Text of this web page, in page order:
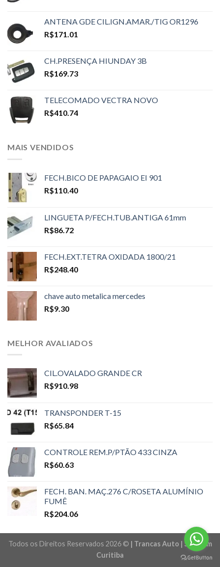
ANTENA GDE CIL.IGN.AMAR./TIG OR1296
R$171.01
CH.PRESENÇA HIUNDAY 3B
R$169.73
TELECOMADO VECTRA NOVO
R$410.74
MAIS VENDIDOS
FECH.BICO DE PAPAGAIO EI 901
R$110.40
LINGUETA P/FECH.TUB.ANTIGA 61mm
R$86.72
FECH.EXT.TETRA OXIDADA 1800/21
R$248.40
chave auto metalica mercedes
R$9.30
MELHOR AVALIADOS
CIL.OVALADO GRANDE CR
R$910.98
TRANSPONDER T-15
R$65.84
CONTROLE REM.P/PTÃO 433 CINZA
R$60.63
FECH. BAN. MAÇ.276 C/ROSETA ALUMÍNIO
FUMÊ
R$204.06
Todos os Direitos Reservados 2026 © | Trancas Auto | Sites em
Curitiba